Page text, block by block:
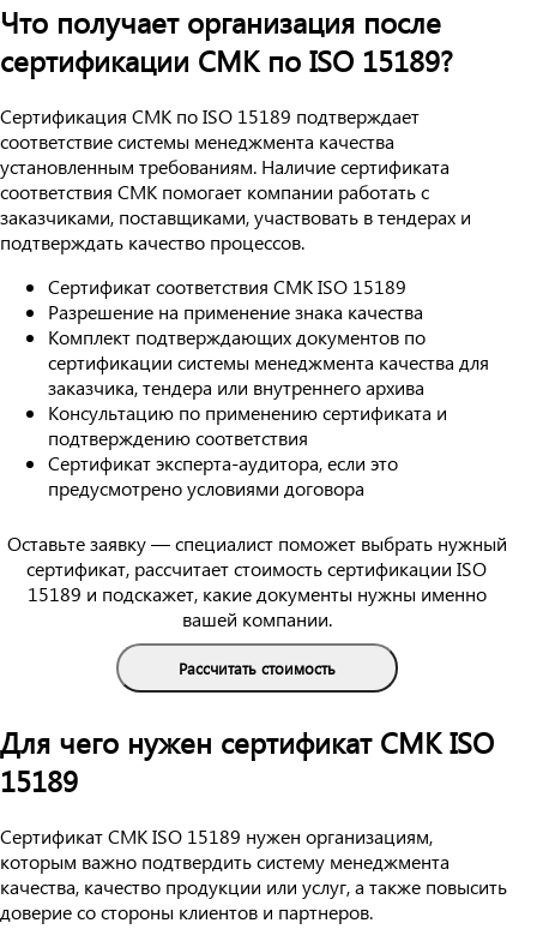
Что получает организация после
сертификации СМК по ISO 15189?
Сертификация СМК по ISO 15189 подтверждает
соответствие системы менеджмента качества
установленным требованиям. Наличие сертификата
соответствия СМК помогает компании работать с
заказчиками, поставщиками, участвовать в тендерах и
подтверждать качество процессов.
Сертификат соответствия СМК ISO 15189
Разрешение на применение знака качества
Комплект подтверждающих документов по
сертификации системы менеджмента качества для
заказчика, тендера или внутреннего архива
Консультацию по применению сертификата и
подтверждению соответствия
Сертификат эксперта-аудитора, если это
предусмотрено условиями договора
Оставьте заявку — специалист поможет выбрать нужный
сертификат, рассчитает стоимость сертификации ISO
15189 и подскажет, какие документы нужны именно
вашей компании.
Рассчитать стоимость
Для чего нужен сертификат СМК ISO
15189
Сертификат СМК ISO 15189 нужен организациям,
которым важно подтвердить систему менеджмента
качества, качество продукции или услуг, а также повысить
доверие со стороны клиентов и партнеров.